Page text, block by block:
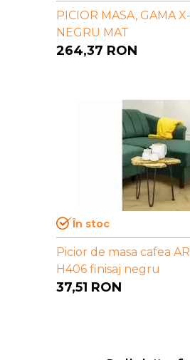
PICIOR MASA, GAMA
NEGRU MAT
264,37 RON
În stoc
Picior de masa cafea
H406 finisaj negru
37,51 RON